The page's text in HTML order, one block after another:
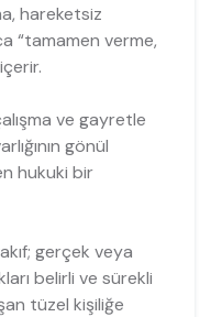
hareketsiz
“tamamen verme,
ve gayretle
gönül
hukuki bir
gerçek veya
belirli ve sürekli
tüzel kişiliğe